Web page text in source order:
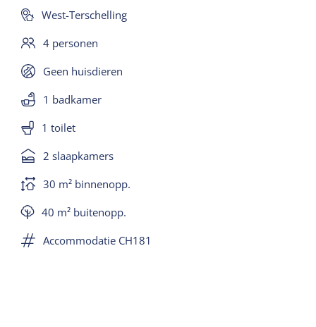
campingbedje is gratis aan te vragen. Terras met
wordt vrijgehouden voor speelruimte.
West-Terschelling
4 personen
Geen huisdieren
1 badkamer
1 toilet
2 slaapkamers
30 m² binnenopp.
40 m² buitenopp.
Accommodatie CH181